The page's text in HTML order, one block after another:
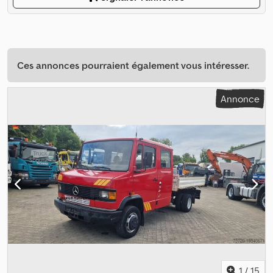
Ces annonces pourraient également vous intéresser.
Annonce
1 / 15